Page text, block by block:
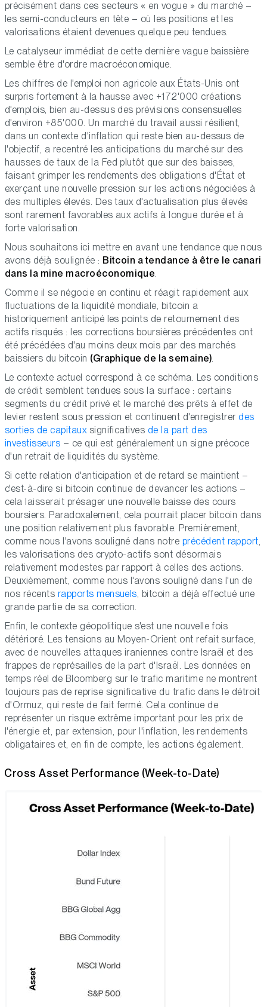
précisément dans ces secteurs « en vogue » du marché –
les semi-conducteurs en tête – où les positions et les
valorisations étaient devenues quelque peu tendues.
Le catalyseur immédiat de cette dernière vague baissière
semble être d'ordre macroéconomique.
Les chiffres de l'emploi non agricole aux États-Unis ont
surpris fortement à la hausse avec +172'000 créations
d'emplois, bien au-dessus des prévisions consensuelles
d'environ +85'000. Un marché du travail aussi résilient,
dans un contexte d'inflation qui reste bien au-dessus de
l'objectif, a recentré les anticipations du marché sur des
hausses de taux de la Fed plutôt que sur des baisses,
faisant grimper les rendements des obligations d'État et
exerçant une nouvelle pression sur les actions négociées à
des multiples élevés. Des taux d'actualisation plus élevés
sont rarement favorables aux actifs à longue durée et à
forte valorisation.
Nous souhaitons ici mettre en avant une tendance que nous
avons déjà soulignée : Bitcoin a tendance à être le canari
dans la mine macroéconomique.
Comme il se négocie en continu et réagit rapidement aux
fluctuations de la liquidité mondiale, bitcoin a
historiquement anticipé les points de retournement des
actifs risqués : les corrections boursières précédentes ont
été précédées d'au moins deux mois par des marchés
baissiers du bitcoin (Graphique de la semaine).
Le contexte actuel correspond à ce schéma. Les conditions
de crédit semblent tendues sous la surface : certains
segments du crédit privé et le marché des prêts à effet de
levier restent sous pression et continuent d'enregistrerdes
sorties de capitauxsignificatives de la part des
investisseurs – ce qui est généralement un signe précoce
d'un retrait de liquidités du système.
Si cette relation d'anticipation et de retard se maintient –
c'est-à-dire si bitcoin continue de devancer les actions –
cela laisserait présager une nouvelle baisse des cours
boursiers. Paradoxalement, cela pourrait placer bitcoin dans
une position relativement plus favorable. Premièrement,
comme nous l'avons souligné dans notre précédent rapport,
les valorisations des crypto-actifs sont désormais
relativement modestes par rapport à celles des actions.
Deuxièmement, comme nous l'avons souligné dans l'un de
nos récents rapports mensuels, bitcoin a déjà effectué une
grande partie de sa correction.
Enfin, le contexte géopolitique s'est une nouvelle fois
détérioré. Les tensions au Moyen-Orient ont refait surface,
avec de nouvelles attaques iraniennes contre Israël et des
frappes de représailles de la part d'Israël. Les données en
temps réel de Bloomberg sur le trafic maritime ne montrent
toujours pas de reprise significative du trafic dans le détroit
d'Ormuz, qui reste de fait fermé. Cela continue de
représenter un risque extrême important pour les prix de
l'énergie et, par extension, pour l'inflation, les rendements
obligataires et, en fin de compte, les actions également.
Cross Asset Performance (Week-to-Date)